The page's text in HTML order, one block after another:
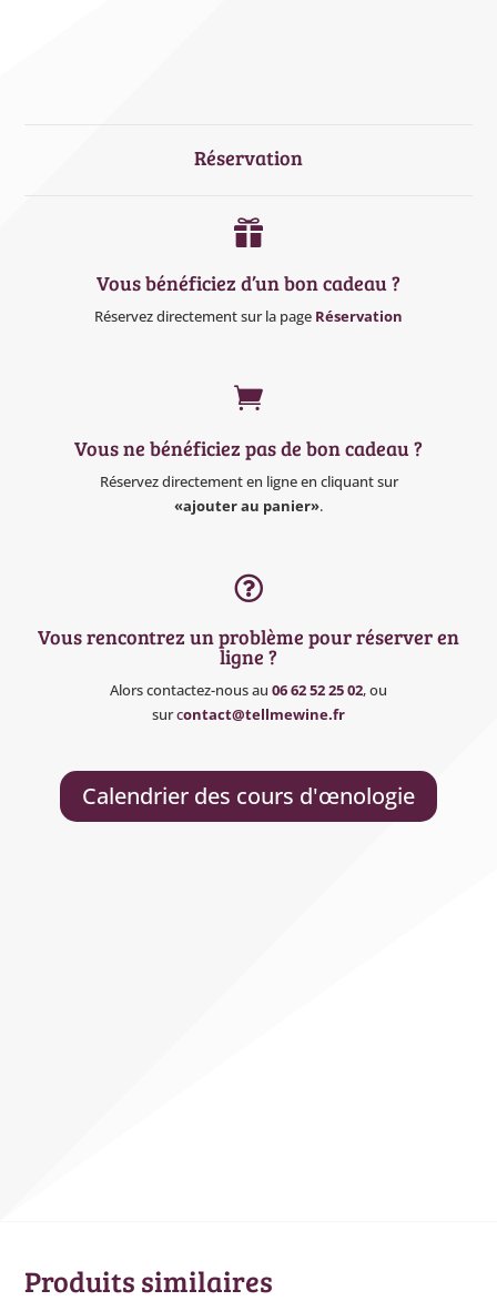
Réservation

Vous bénéficiez d’un bon cadeau ?
Réservez directement sur la page Réservation

Vous ne bénéficiez pas de bon cadeau ?
Réservez directement en ligne en cliquant sur
«ajouter au panier».

Vous rencontrez un problème pour réserver en
ligne ?
Alors contactez-nous au 06 62 52 25 02, ou
surcontact@tellmewine.fr
Calendrier des cours d'œnologie
Produits similaires